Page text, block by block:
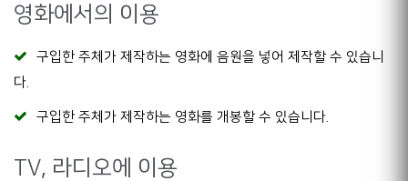
영화에서의 이용
구입한 주체가 제작하는 영화에 음원을 넣어 제작할 수 있습니
다.
구입한 주체가 제작하는 영화를 개봉할 수 있습니다.
TV, 라디오에 이용